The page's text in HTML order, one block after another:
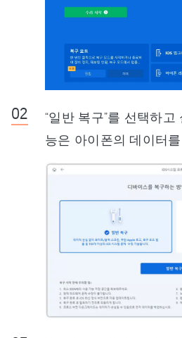
“일반 복구”를 선택하
능은 아이폰의 데이터